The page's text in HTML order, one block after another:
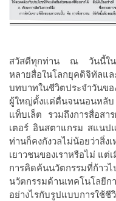
สวัสดีทุกท่าน ณ
วันนี้ใ
หลายสื่อในโลกยุคดิจิทัลแล
บทบาทในชีวิตประจำวันขอ
ผู้ใหญ่ตั้งแต่ตื่นจนนอนหลับ
แท็บเล็ต
รวมถึงการสื่อสา
เตอร์ อินสตาแกรม สแนป
ท่านก็คงกังวลไม่น้อยว่าสิ่ง
เยาวชนของเราหรือไม่ แต่
การคิดค้นนวัตกรรมที่ก้าว
นวัตกรรมด้านเทคโนโลยีก
อย่างไรกับรูปแบบการใช้ชี